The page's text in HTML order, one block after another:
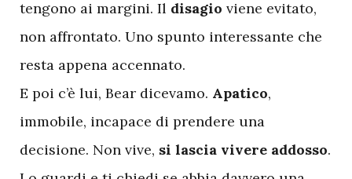
tengono ai margini. Il disagio viene evitato,
non affrontato. Uno spunto interessante che
resta appena accennato.
E poi c’è lui, Bear dicevamo. Apatico,
immobile, incapace di prendere una
decisione. Non vive, si lascia vivere addosso.